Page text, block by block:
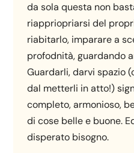
da sola questa non
riappriopriarsi del
riabitarlo, imparare a
profodnità, guardando
Guardarli, darvi spazio
dal metterli in atto!)
completo, armonioso,
di cose belle e buone.
disperato bisogno.